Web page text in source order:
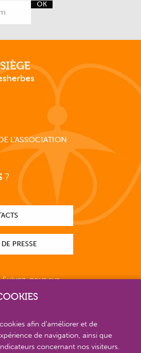
OK
L'ASSOCIATION
?
PRESSE
Suivez-nous sur
afin d'améliorer et de
de navigation, ainsi que
concernant nos visiteurs.